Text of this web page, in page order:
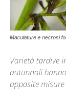
Maculature e necrosi
Varietà tardive
autunnali
apposite